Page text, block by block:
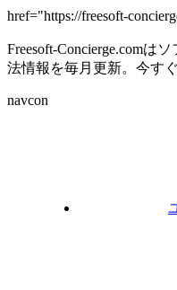
href="https://freesoft-
Freesoft-Concierge.comは
法情報を毎月更新。今す
navcon